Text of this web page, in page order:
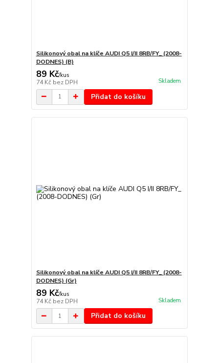
Silikonový obal na klíče AUDI Q5 I/II 8RB/FY_ (2008-
DODNES) (B)
89 Kč/kus
74 Kč bez DPH Skladem
Přidat do košíku
Silikonový obal na klíče AUDI Q5 I/II 8RB/FY_ (2008-
DODNES) (Gr)
89 Kč/kus
74 Kč bez DPH Skladem
Přidat do košíku